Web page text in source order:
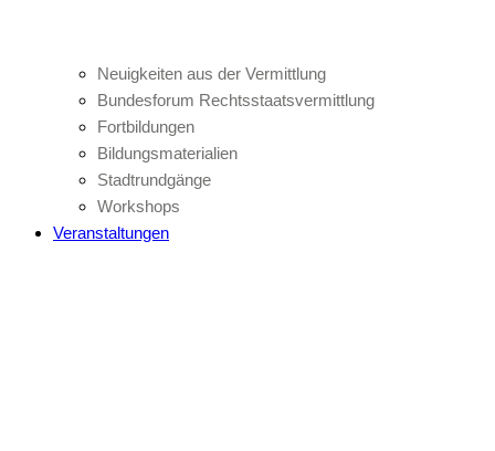
Neuigkeiten aus der Vermittlung
Bundesforum Rechtsstaatsvermittlung
Fortbildungen
Bildungsmaterialien
Stadtrundgänge
Workshops
Veranstaltungen